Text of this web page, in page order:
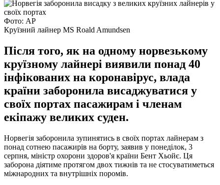
Фото: АР
Круїзний лайнер MS Roald Amundsen
Після того, як на одному норвезькому
круїзному лайнері виявили понад 40
інфікованих на коронавірус, влада
країни заборонила висаджуватися у
своїх портах пасажирам і членам
екіпажу великих суден.
Норвегія заборонила зупинятись в своїх портах лайнерам з
понад сотнею пасажирів на борту, заявив у понеділок, 3
серпня, міністр охорони здоров'я країни Бент Хьойє. Ця
заборона діятиме протягом двох тижнів та не стосуватиметься
міжнародних та внутрішніх поромів.